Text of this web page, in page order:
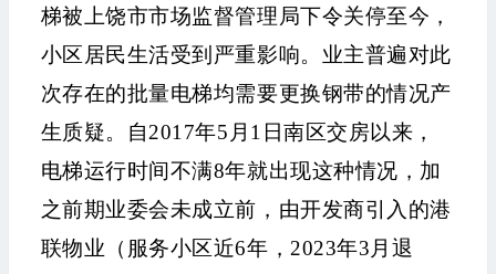
梯被上饶市市场监督管理局下令关停至今，
小区居民生活受到严重影响。业主普遍对此
次存在的批量电梯均需要更换钢带的情况产
生质疑。自2017年5月1日南区交房以来，
电梯运行时间不满8年就出现这种情况，加
之前期业委会未成立前，由开发商引入的港
联物业 （服务小区近6年，2023年3月退